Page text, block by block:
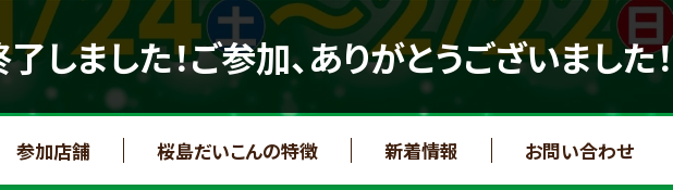
しました！ご参加、ありがとうございました！
参加店舗 桜島だいこんの特徴 新着情報 お問い合わせ